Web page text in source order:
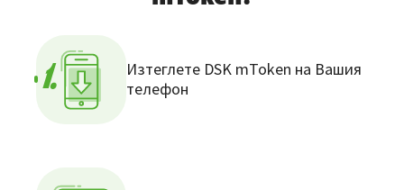
1.
Изтеглете DSK mToken на Вашия
телефон